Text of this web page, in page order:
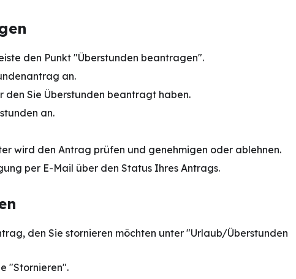
den Punkt "Überstunden beantragen".
an.
den Sie Überstunden beantragt haben.
an.
wird den Antrag prüfen und genehmigen oder ablehnen.
per E-Mail über den Status Ihres Antrags.
den Sie stornieren möchten unter "Urlaub/Überstunden
"Stornieren".